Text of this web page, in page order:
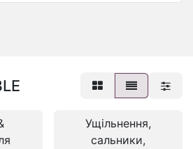
Ущільнення,
сальники,